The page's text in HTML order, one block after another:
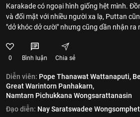
Karakade có ngoại hình giống hệt mình.
và đối mặt với nhiều người xa lạ, Puttan
"dở khóc dở cười" nhưng cũng dần nhận ra
0 Bình luận Chia sẻ
Diễn viên: Pope Thanawat Wattanaputi,
Great Warintorn Panhakarn,
Namtarn Pichukkana Wongsarattanasin
Đạo diễn: Nay Saratswadee Wongsomphet